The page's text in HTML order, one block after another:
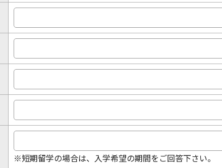
※短期留学の場合は、入学希望の期間をご回答下さい。